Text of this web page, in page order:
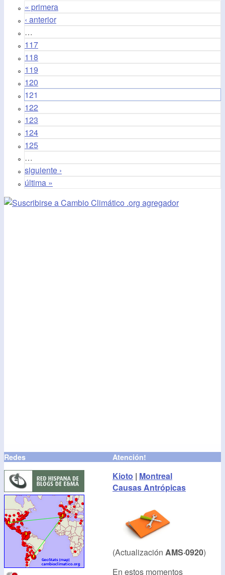
« primera
‹ anterior
…
117
118
119
120
121
122
123
124
125
…
siguiente ›
última »
Redes Atención!
Kioto | Montreal
Causas Antrópicas
(Actualización AMS·0920)
En estos momentos